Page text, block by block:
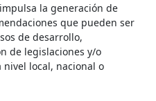
la generación de
que pueden ser
de desarrollo,
de legislaciones y/o
local, nacional o